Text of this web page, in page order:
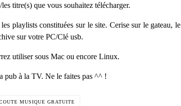
titre(s) que vous souhaitez télécharger.
playlists constituées sur le site. Cerise sur le gateau, le
sur votre PC/Clé usb.
utiliser sous Mac ou encore Linux.
pub à la TV. Ne le faites pas ^^ !
MUSIQUE GRATUITE